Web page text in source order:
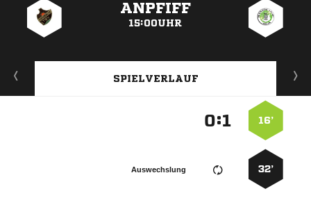
ANPFIFF
15:00UHR
SPIELVERLAUF
16’
:
32’
Auswechslung